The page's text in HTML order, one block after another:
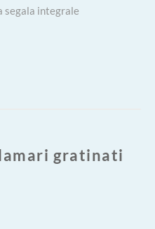
segala integrale
gratinati